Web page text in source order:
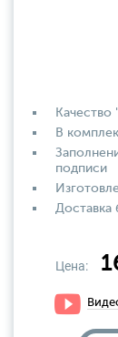
Качество
В
подписи
Доставка
Цена: